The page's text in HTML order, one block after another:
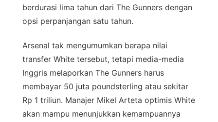
berdurasi lima tahun dari The Gunners dengan
opsi perpanjangan satu tahun.
Arsenal tak mengumumkan berapa nilai
transfer White tersebut, tetapi media-media
Inggris melaporkan The Gunners harus
membayar 50 juta poundsterling atau sekitar
Rp 1 triliun. Manajer Mikel Arteta optimis White
akan mampu menunjukkan kemampuannya